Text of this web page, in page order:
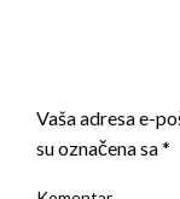
Vaša adresa e-
su označena sa*